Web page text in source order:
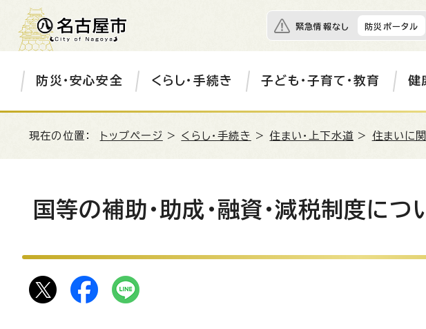
緊急情報なし 防災ポータル
防災・安心安全 くらし・手続き 子ども・子育て・教育 健
現在の位置： トップページ > くらし・手続き >住まい・上下水道 > 住まいに
国等の補助・助成・融資・減税制度につ